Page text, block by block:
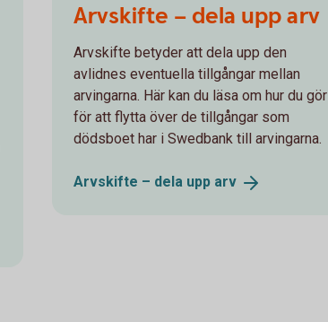
Arvskifte – dela upp arv
Arvskifte betyder att dela upp den
avlidnes eventuella tillgångar mellan
arvingarna. Här kan du läsa om hur du gör
för att flytta över de tillgångar som
dödsboet har i Swedbank till arvingarna.
Arvskifte – dela upp arv